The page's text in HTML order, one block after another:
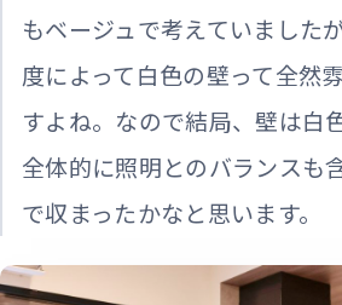
もベージュで考えていました
度によって白色の壁って全然
すよね。なので結局、壁は白
全体的に照明とのバランスも
で収まったかなと思います。